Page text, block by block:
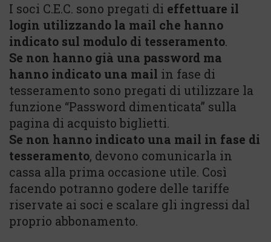
I soci C.E.C. sono pregati di effettuare il
login utilizzando la mail che hanno
indicato sul modulo di tesseramento.
Se non hanno già una password ma
hanno indicato una mail in fase di
tesseramento sono pregati di utilizzare la
funzione “Password dimenticata” sulla
pagina di acquisto biglietti.
Se non hanno indicato una mail in fase di
tesseramento, devono comunicarla in
cassa alla prima occasione utile. Così
facendo potranno godere delle tariffe
riservate ai soci e scalare gli ingressi dal
proprio abbonamento.